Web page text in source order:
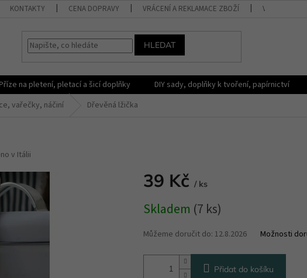
KONTAKTY CENA DOPRAVY VRÁCENÍ A REKLAMACE ZBOŽÍ VŠEOBECNÉ
HLEDAT
Příze na pletení, pletací a šicí doplňky DIY sady, doplňky k tvoření, papírnictví
vařečky, náčiní Dřevěná lžička
v Itálii
39 Kč / ks
cena:
Skladem (7 ks)
Můžeme doručit do: 12.8.2026 Možnosti
Přidat do košíku